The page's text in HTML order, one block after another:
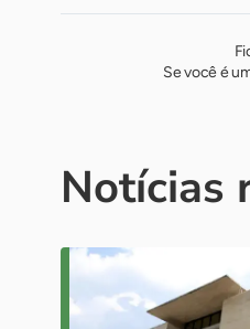
Se você é
Notícias